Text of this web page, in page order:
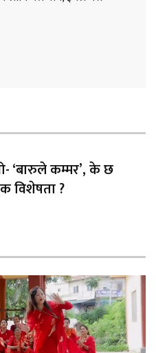
‘बारुले कम्मर’, के छ
विशेषता ?